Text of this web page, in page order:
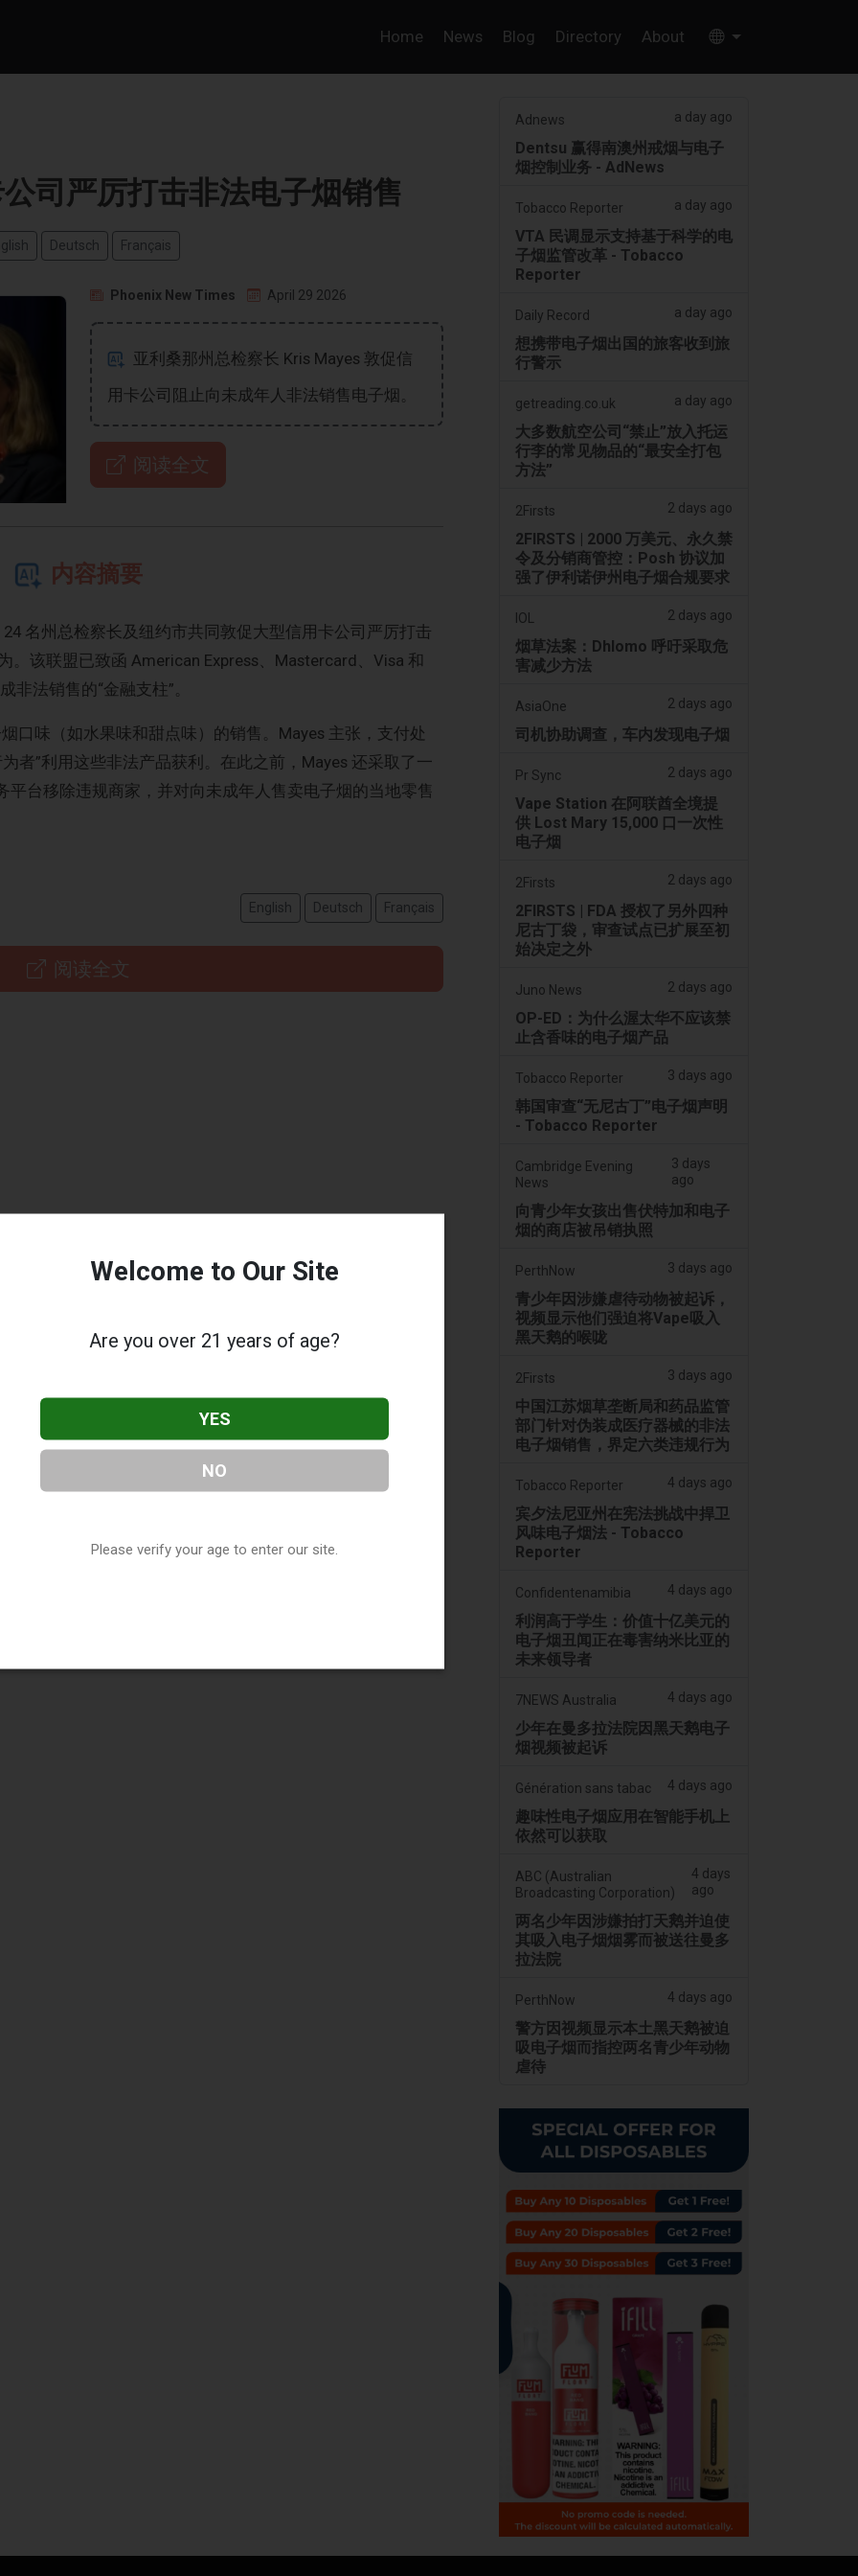
Home News Blog Directory About
司严厉打击非法电子烟销售
Deutsch Français
Phoenix New Times April 29 2026
亚利桑那州总检察长 Kris Mayes 敦促信
用卡公司阻止向未成年人非法销售电子烟。
阅读全文
内容摘要
名州总检察长及纽约市共同敦促大型信用卡公司严厉打击
。该联盟已致函 American Express、Mastercard、Visa 和
非法销售的“金融支柱”。
口味（如水果味和甜点味）的销售。Mayes 主张，支付处
者”利用这些非法产品获利。在此之前，Mayes 还采取了一
平台移除违规商家，并对向未成年人售卖电子烟的当地零售
English Deutsch Français
阅读全文
Adnews a day ago
Dentsu 赢得南澳州戒烟与电子
烟控制业务 - AdNews
Tobacco Reporter a day ago
VTA 民调显示支持基于科学的电
子烟监管改革 - Tobacco
Reporter
Daily Record a day ago
想携带电子烟出国的旅客收到旅
行警示
getreading.co.uk a day ago
大多数航空公司“禁止”放入托运
行李的常见物品的“最安全打包
方法”
2Firsts 2 days ago
2FIRSTS | 2000 万美元、永久禁
令及分销商管控：Posh 协议加
强了伊利诺伊州电子烟合规要求
IOL 2 days ago
烟草法案：Dhlomo 呼吁采取危
害减少方法
AsiaOne 2 days ago
司机协助调查，车内发现电子烟
Pr Sync 2 days ago
Vape Station 在阿联酋全境提
供 Lost Mary 15,000 口一次性
电子烟
2Firsts 2 days ago
2FIRSTS | FDA 授权了另外四种
尼古丁袋，审查试点已扩展至初
始决定之外
Juno News 2 days ago
OP-ED：为什么渥太华不应该禁
止含香味的电子烟产品
Tobacco Reporter 3 days ago
韩国审查“无尼古丁”电子烟声明
- Tobacco Reporter
Cambridge Evening
News
3 days
ago
向青少年女孩出售伏特加和电子
烟的商店被吊销执照
PerthNow 3 days ago
青少年因涉嫌虐待动物被起诉，
视频显示他们强迫将Vape吸入
黑天鹅的喉咙
2Firsts 3 days ago
中国江苏烟草垄断局和药品监管
部门针对伪装成医疗器械的非法
电子烟销售，界定六类违规行为
Tobacco Reporter 4 days ago
宾夕法尼亚州在宪法挑战中捍卫
风味电子烟法 - Tobacco
Reporter
Confidentenamibia 4 days ago
利润高于学生：价值十亿美元的
电子烟丑闻正在毒害纳米比亚的
未来领导者
7NEWS Australia 4 days ago
少年在曼多拉法院因黑天鹅电子
烟视频被起诉
Génération sans tabac 4 days ago
趣味性电子烟应用在智能手机上
依然可以获取
ABC (Australian
Broadcasting Corporation)
4 days
ago
两名少年因涉嫌拍打天鹅并迫使
其吸入电子烟烟雾而被送往曼多
拉法院
PerthNow 4 days ago
警方因视频显示本土黑天鹅被迫
吸电子烟而指控两名青少年动物
虐待
Welcome to Our Site
Are you over 21 years of age?
YES
NO
Please verify your age to enter our site.